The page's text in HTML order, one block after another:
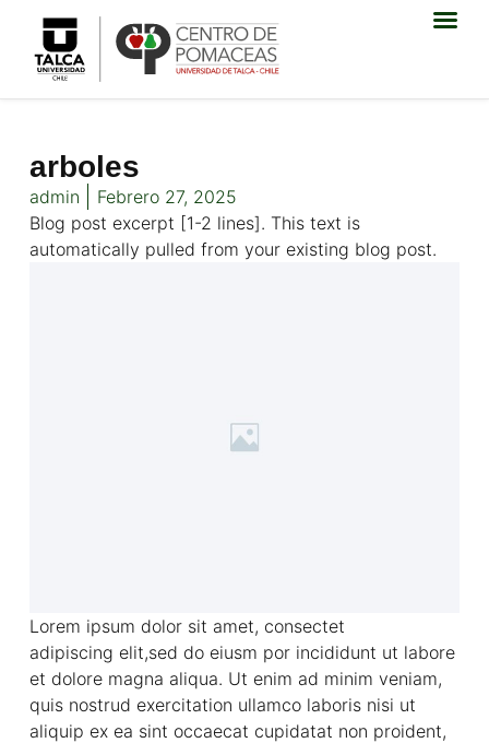
arboles
admin
Febrero 27, 2025
Blog post excerpt [1-2 lines]. This text is
automatically pulled from your existing blog post.
Lorem ipsum dolor sit amet, consectet
adipiscing elit,sed do eiusm por incididunt ut labore
et dolore magna aliqua. Ut enim ad minim veniam,
quis nostrud exercitation ullamco laboris nisi ut
aliquip ex ea sint occaecat cupidatat non proident,